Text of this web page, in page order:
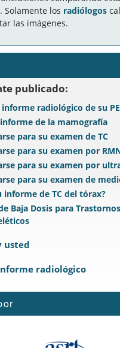
Solamente los radiólogos
las imágenes.
publicado:
radiológico de su
de la mamografía
para su examen de TC
para su examen por
para su examen por
para su examen de
informe de TC del tórax?
Baja Dosis para Trastornos
usted
radiológico